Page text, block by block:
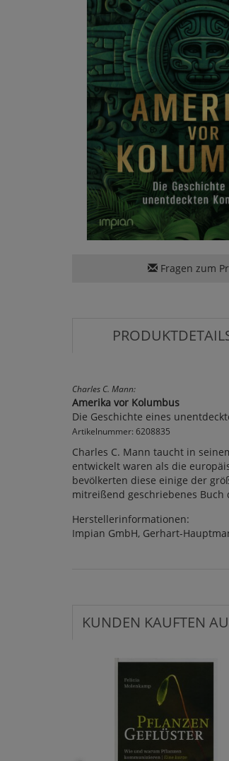
Fragen zum
Charles C. Mann:
Amerika vor Kolumbus
Die Geschichte eines
Artikelnummer: 6208835
Charles C. Mann taucht in
entwickelt waren als die
bevölkerten diese einige der
mitreißend geschriebenes Buch
Herstellerinformationen:
Impian GmbH, Gerhart-
KUNDEN KAUFTEN